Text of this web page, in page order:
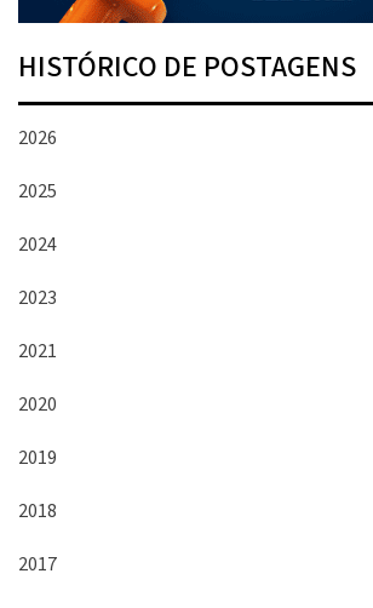
HISTÓRICO DE POSTAGENS
2026
2025
2024
2023
2021
2020
2019
2018
2017